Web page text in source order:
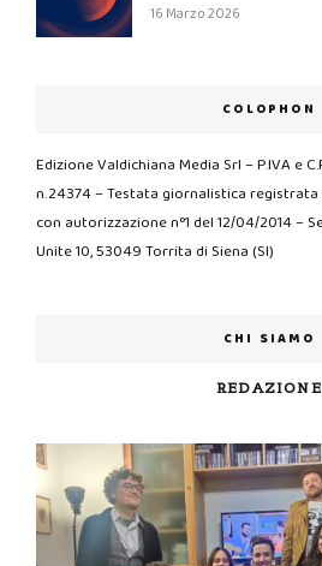
16 Marzo 2026
COLOPHON
Edizione Valdichiana Media Srl – P.IVA e
n.24374 – Testata giornalistica registrata
con autorizzazione n°1 del 12/04/2014 –
Unite 10, 53049 Torrita di Siena (SI)
CHI SIAMO
REDAZIONE